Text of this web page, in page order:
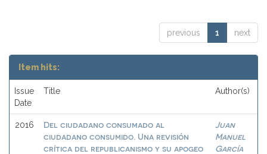
previous 1 next
Item hits:
Issue
Date
Title Author(s)
2016
Del ciudadano consumado al
ciudadano consumido. Una revisión
crítica del republicanismo y su apogeo
Juan
Manuel
García